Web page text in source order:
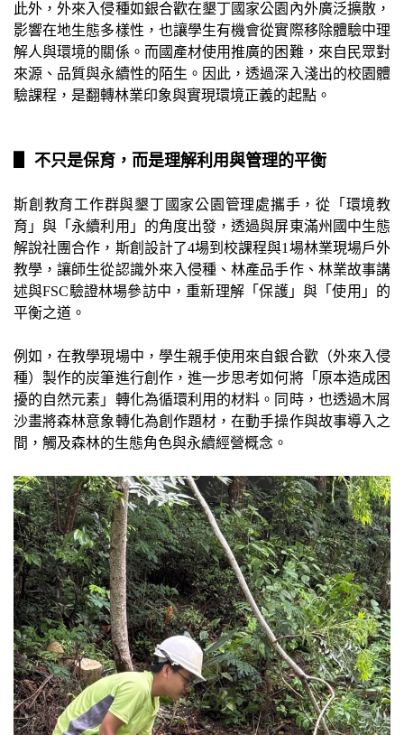
此外，外來入侵種如銀合歡在墾丁國家公園內外廣泛擴散，
影響在地生態多樣性，也讓學生有機會從實際移除體驗中理
解人與環境的關係。而國產材使用推廣的困難，來自民眾對
來源、品質與永續性的陌生。因此，透過深入淺出的校園體
驗課程，是翻轉林業印象與實現環境正義的起點。
▋ 不只是保育，而是理解利用與管理的平衡
斯創教育工作群與墾丁國家公園管理處攜手，從「環境教
育」與「永續利用」的角度出發，透過與屏東滿州國中生態
解說社團合作，斯創設計了4場到校課程與1場林業現場戶外
教學，讓師生從認識外來入侵種、林產品手作、林業故事講
述與FSC驗證林場參訪中，重新理解「保護」與「使用」的
平衡之道。
例如，在教學現場中，學生親手使用來自銀合歡（外來入侵
種）製作的炭筆進行創作，進一步思考如何將「原本造成困
擾的自然元素」轉化為循環利用的材料。同時，也透過木屑
沙畫將森林意象轉化為創作題材，在動手操作與故事導入之
間，觸及森林的生態角色與永續經營概念。